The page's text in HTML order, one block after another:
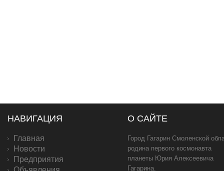
НАВИГАЦИЯ
Главная
Новости
Предприятия
О САЙТЕ
Город Гагарин Смоленской
родина первого космонавта
планеты Юрия Алексеевича
Гагарина.